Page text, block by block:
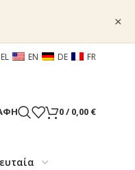
×
EL EN DE FR
0/ 0,00 €